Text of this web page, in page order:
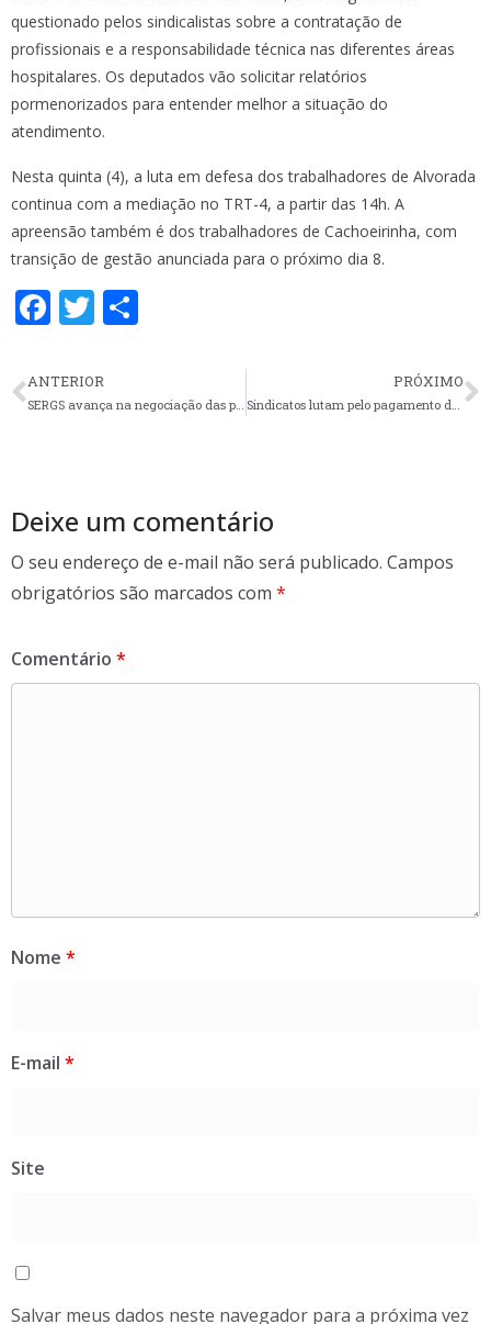
questionado pelos sindicalistas sobre a contratação de
profissionais e a responsabilidade técnica nas diferentes áreas
hospitalares. Os deputados vão solicitar relatórios
pormenorizados para entender melhor a situação do
atendimento.
Nesta quinta (4), a luta em defesa dos trabalhadores de Alvorada
continua com a mediação no TRT-4, a partir das 14h. A
apreensão também é dos trabalhadores de Cachoeirinha, com
transição de gestão anunciada para o próximo dia 8.
F
e
b
k
T
itt
er e
ANTERIOR
SERGS avança na negociação das perdas salariais com Unimed Vale do Caí
PRÓXIMO
Sindicatos lutam pelo pagamento de verbas rescisórias e reaproveitamento de profissionais em Alvorada e Cachoeirinha
Deixe um comentário
O seu endereço de e-mail não será publicado. Campos
obrigatórios são marcados com *
Comentário *
Nome *
E-mail *
Site
Salvar meus dados neste navegador para a próxima vez